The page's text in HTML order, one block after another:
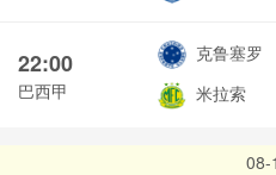
22:00
巴西甲
克鲁塞罗
米拉索
08-